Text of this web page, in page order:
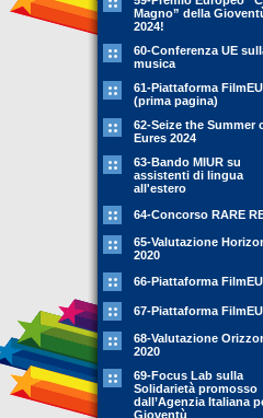
Magno” della
2024!
60-Conferenza UE
musica
61-Piattaforma FilmEU
(prima pagina)
62-Seize the Summer
Eures 2024
63-Bando MIUR su
assistenti di lingua
all'estero
64-Concorso RARE
65-Valutazione
2020
66-Piattaforma FilmEU
67-Piattaforma FilmEU
68-Valutazione
2020
69-Focus Lab sulla
Solidarietà promosso
dall’Agenzia Italiana
Gioventù